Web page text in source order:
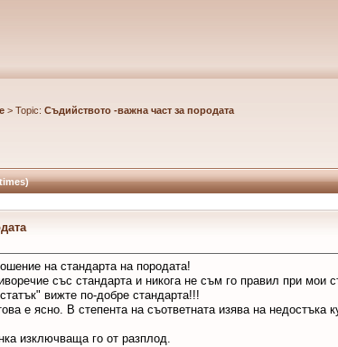
> Topic: Съдийството -важна част за породата
на стандарта на породата!
със стандарта и никога не съм го правил при мои
вижте по-добре стандарта!!!
е ясно. В степента на съответната изява на недостъка
изключваща го от разплод.